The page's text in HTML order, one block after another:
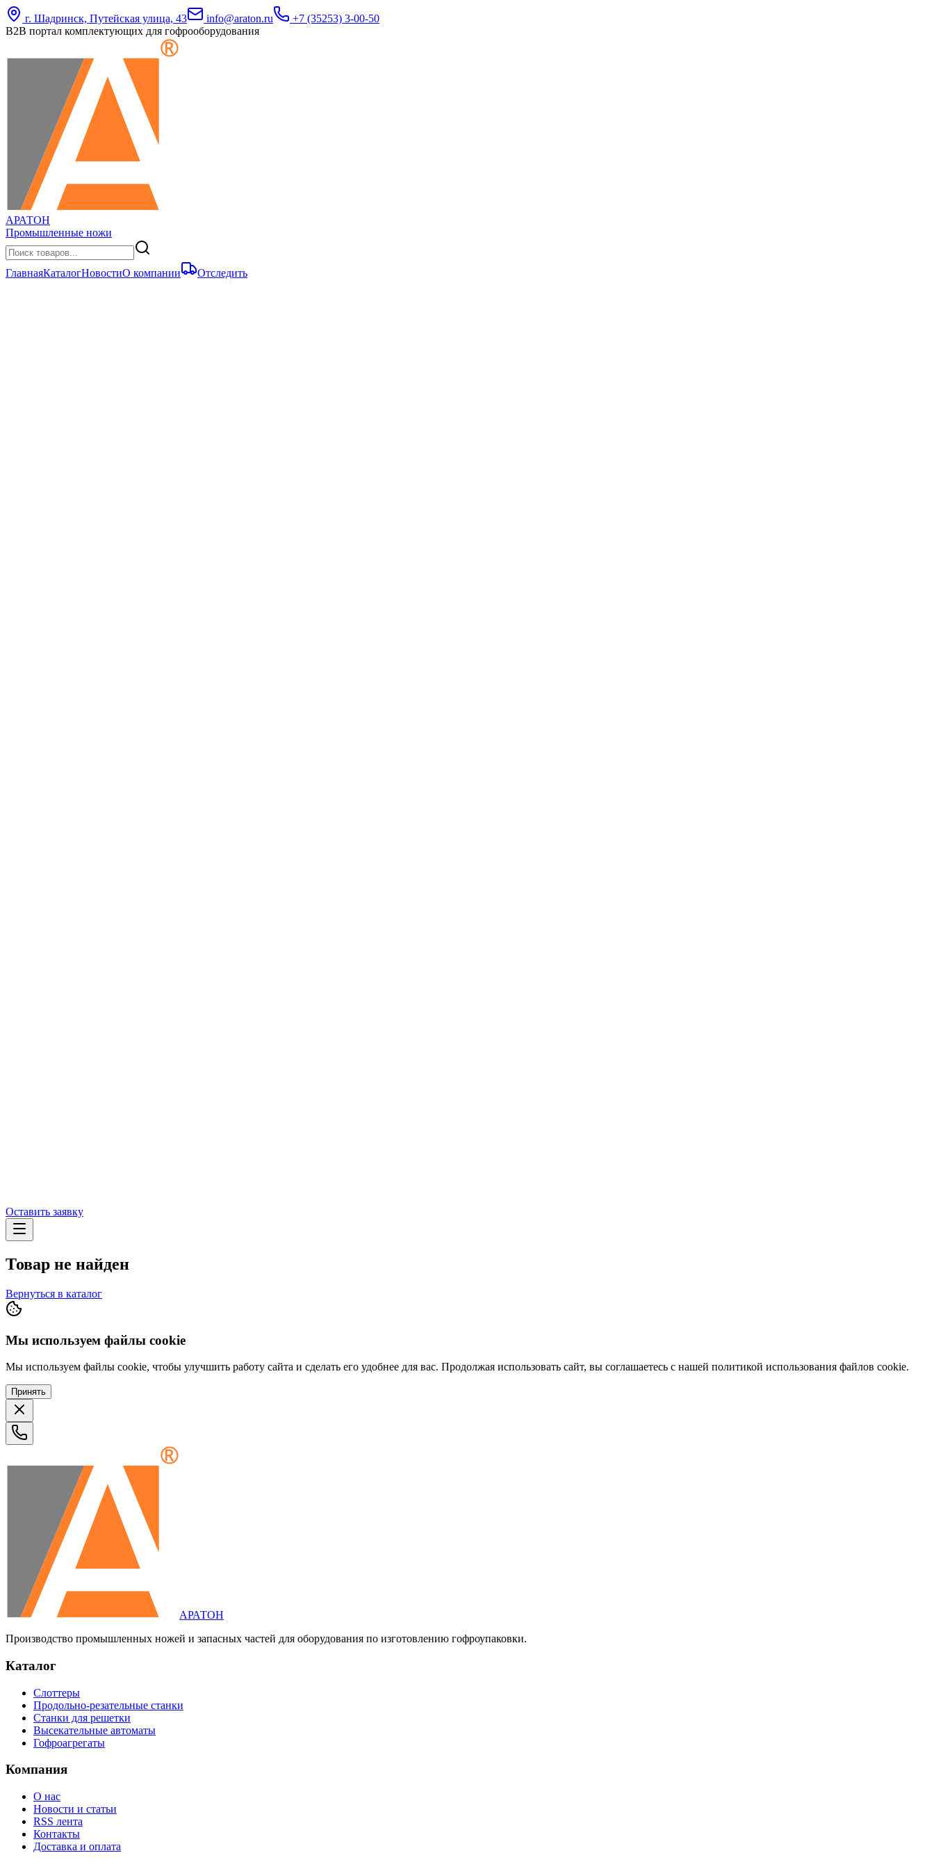
г. Шадринск, Путейская улица, 43 info@araton.ru
+7 (35253) 3-00-50
B2B портал комплектующих для гофрооборудования
АРАТОН
Промышленные ножи
ГлавнаяКаталогНовостиО компании Отследить
Оставить заявку
Товар не найден
Вернуться в каталог
Мы используем файлы cookie
Мы используем файлы cookie, чтобы улучшить работу сайта и сделать его удобнее для вас. Продолжая использовать сайт, вы соглашаетесь с нашей политикой использования файлов cookie.
Принять
АРАТОН
Производство промышленных ножей и запасных частей для оборудования по изготовлению гофроупаковки.
Каталог
Слоттеры
Продольно-резательные станки
Станки для решетки
Высекательные автоматы
Гофроагрегаты
Компания
О нас
Новости и статьи
RSS лента
Контакты
Доставка и оплата